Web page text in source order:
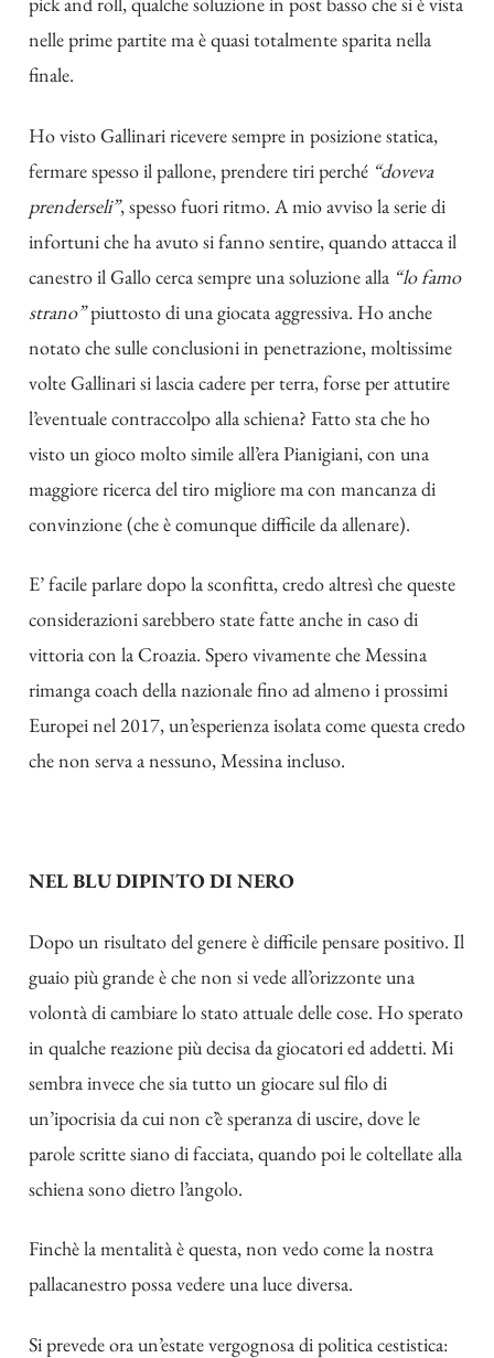
nelle prime partite ma è quasi totalmente sparita nella
finale.
Ho visto Gallinari ricevere sempre in posizione statica,
fermare spesso il pallone, prendere tiri perché “doveva
prenderseli”, spesso fuori ritmo. A mio avviso la serie di
infortuni che ha avuto si fanno sentire, quando attacca il
canestro il Gallo cerca sempre una soluzione alla “lo famo
strano”piuttosto di una giocata aggressiva. Ho anche
notato che sulle conclusioni in penetrazione, moltissime
volte Gallinari si lascia cadere per terra, forse per attutire
l’eventuale contraccolpo alla schiena? Fatto sta che ho
visto un gioco molto simile all’era Pianigiani, con una
maggiore ricerca del tiro migliore ma con mancanza di
convinzione (che è comunque difficile da allenare).
E’ facile parlare dopo la sconfitta, credo altresì che queste
considerazioni sarebbero state fatte anche in caso di
vittoria con la Croazia. Spero vivamente che Messina
rimanga coach della nazionale fino ad almeno i prossimi
Europei nel 2017, un’esperienza isolata come questa credo
che non serva a nessuno, Messina incluso.
NEL BLU DIPINTO DI NERO
Dopo un risultato del genere è difficile pensare positivo. Il
guaio più grande è che non si vede all’orizzonte una
volontà di cambiare lo stato attuale delle cose. Ho sperato
in qualche reazione più decisa da giocatori ed addetti. Mi
sembra invece che sia tutto un giocare sul filo di
un’ipocrisia da cui non c’è speranza di uscire, dove le
parole scritte siano di facciata, quando poi le coltellate alla
schiena sono dietro l’angolo.
Finchè la mentalità è questa, non vedo come la nostra
pallacanestro possa vedere una luce diversa.
Si prevede ora un’estate vergognosa di politica cestistica: